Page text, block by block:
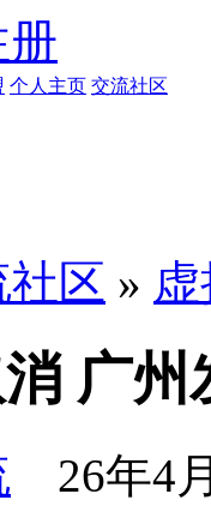
个人主页 交流社区
区 »
广州
26年4